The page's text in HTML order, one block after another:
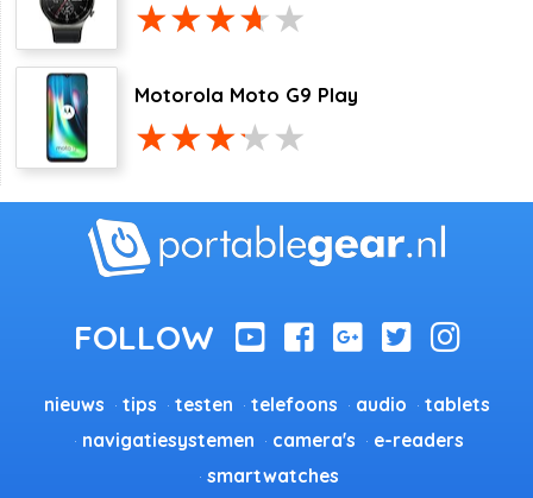
Motorola Moto G9 Play
nieuws tips testen telefoons audio
tablets
navigatiesystemen
camera's
e-readers
smartwatches